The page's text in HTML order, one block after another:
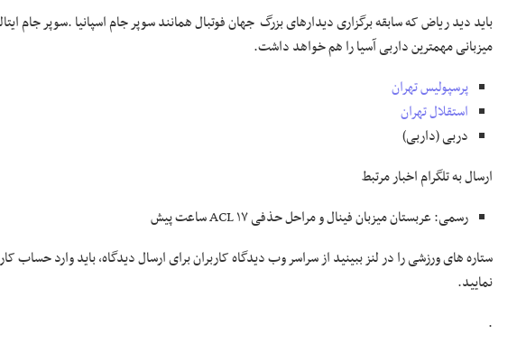
باید دید ریاض که سابقه برگزاری دیدارهای بزرگ جهان فوتبال همانند سوپر جام اسپانیا .سوپر جام
میزبانی مهمترین داربی آسیا را هم خواهد داشت.
پرسپولیس تهران
استقلال تهران
دربی (داربی)
ارسال به تلگراماخبار مرتبط
رسمی: عربستان میزبان فینال و مراحل حذفی ACL۱۷ ساعت پیش
ستاره های ورزشی را در لنز ببینید از سراسر وبدیدگاه کاربران برای ارسال دیدگاه، باید وارد
نمایید.
.